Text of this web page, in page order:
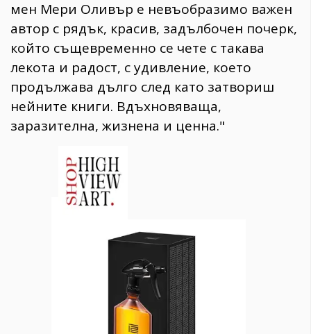
мен Мери Оливър е невъобразимо важен
автор с рядък, красив, задълбочен почерк,
който същевременно се чете с такава
лекота и радост, с удивление, което
продължава дълго след като затвориш
нейните книги. Вдъхновяваща,
заразителна, жизнена и ценна."